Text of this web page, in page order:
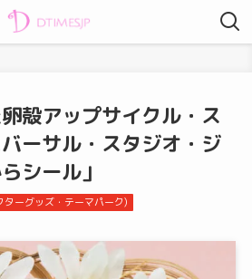
殻アップサイクル・ス
ーサル・スタジオ・ジ
シール」
ターグッズ・テーマパーク)